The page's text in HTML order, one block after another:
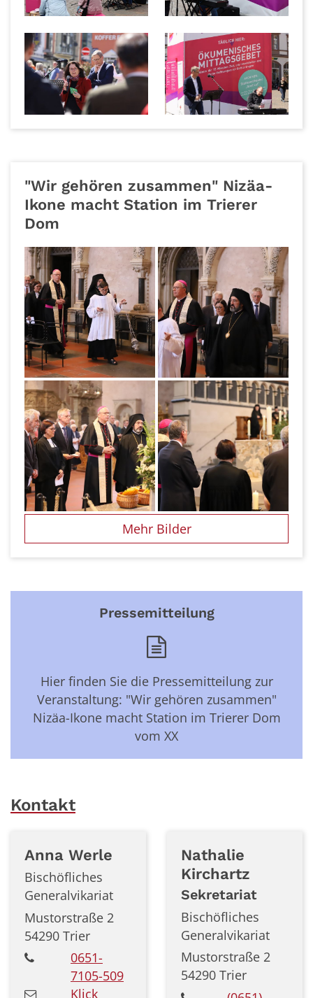
"Wir gehören zusammen" Nizäa-
Ikone macht Station im Trierer
Dom
Mehr Bilder
Pressemitteilung
Hier finden Sie die Pressemitteilung zur
Veranstaltung: "Wir gehören zusammen"
Nizäa-Ikone macht Station im Trierer Dom
vom XX
Kontakt
Anna Werle
Bischöfliches
Generalvikariat
Mustorstraße 2
54290 Trier
0651-
7105-509
Klick
Nathalie
Kirchartz
Sekretariat
Bischöfliches
Generalvikariat
Mustorstraße 2
54290 Trier